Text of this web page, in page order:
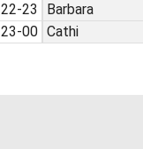
22-23
23-00
Barbara
Cathi